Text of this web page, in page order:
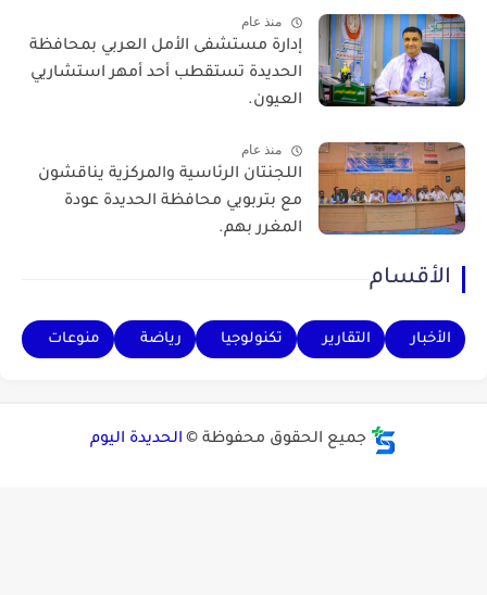
منذ عام
إدارة مستشفى الأمل العربي بمحافظة
الحديدة تستقطب أحد أمهر استشاريي
العيون.
منذ عام
اللجنتان الرئاسية والمركزية يناقشون
مع بتربويي محافظة الحديدة عودة
المغرر بهم.
الأقسام
الأخبار التقارير تكنولوجيا رياضة منوعات
جميع الحقوق محفوظة © الحديدة اليوم